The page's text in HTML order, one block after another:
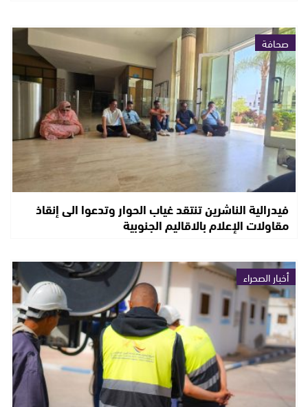
صحافة
فيدرالية الناشرين تنتقد غياب الحوار وتدعوا الى إنقاذ
مقاولات الإعلام بالاقاليم الجنوبية
أخبار الصحراء